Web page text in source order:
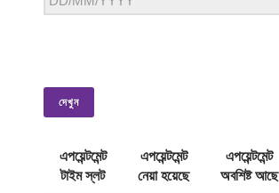
দেখুন
এপয়েন্টমেন্ট
টাইম স্লট
এপয়েন্টমেন্ট
নেয়া হয়েছে
এপয়েন্টমেন্ট
অবশিষ্ট আছে